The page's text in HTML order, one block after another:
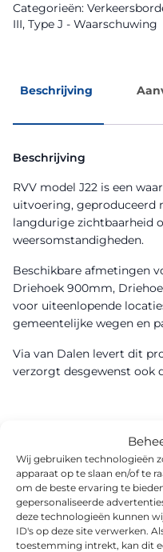
Wij gebruiken technologieën
apparaat op te slaan en/of te
om de beste ervaring te
gepersonaliseerde
deze technologieën kunnen
ID's op deze site verwerken.
toestemming intrekt, kan dit
Categorieën:
III, Type J - Waarschuwing
Beschrijving
Beschrijving
RVV model J22 is een
uitvoering, geproduceerd
langdurige zichtbaarheid
weersomstandigheden.
Beschikbare afmetingen
Driehoek 900mm,
voor uiteenlopende
gemeentelijke wegen en
Via van Dalen levert dit
verzorgt desgewenst ook